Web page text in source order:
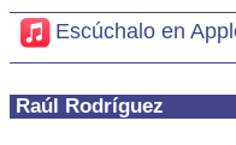
Escúchalo en
Raúl Rodríguez